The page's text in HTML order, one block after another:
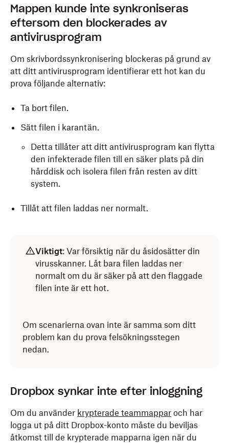
Så kör du Skivverktyg i macOS
Klicka på
i sökfältet.
Klicka på ikonenSkivverktyg(stetoskop på en
hårddisk).
Skivkontroll
Sök efter problem genom att klicka på
Reparera problem genom att klicka påReparera
skiva, verifiera skiva.
Mappen kunde inte synkroniseras
eftersom den blockerades av
antivirusprogram
Om skrivbordssynkronisering blockeras på grund av
att ditt antivirusprogram identifierar ett hot kan du
prova följande alternativ:
Ta bort filen.
Sätt filen i karantän.
Detta tillåter att ditt antivirusprogram kan flytta
den infekterade filen till en säker plats på din
hårddisk och isolera filen från resten av ditt
system.
Tillåt att filen laddas ner normalt.
Viktigt: Var försiktig när du åsidosätter din
virusskanner. Låt bara filen laddas ner
normalt om du är säker på att den flaggade
filen inte är ett hot.
Om scenarierna ovan inte är samma som ditt
problem kan du prova felsökningsstegen
nedan.
Dropbox synkar inte efter inloggning
Om du använder krypterade teammappar och har
logga ut på ditt Dropbox-konto måste du beviljas
åtkomst till de krypterade mapparna igen när du